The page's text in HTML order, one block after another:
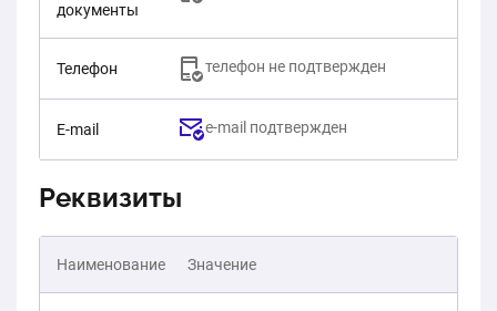
документы
Телефон телефон не подтвержден
E-mail e-mail подтвержден
Реквизиты
Наименование Значение